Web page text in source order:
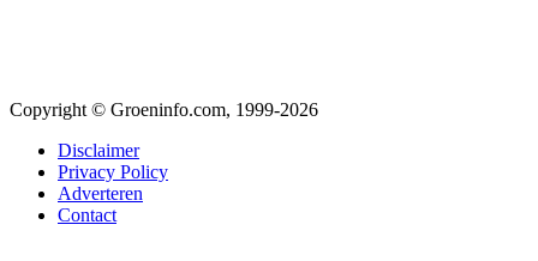
Copyright © Groeninfo.com, 1999-2026
Disclaimer
Privacy Policy
Adverteren
Contact